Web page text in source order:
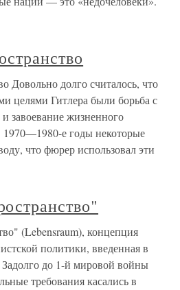
Довольно долго считалось, что
целями Гитлера были борьба с
завоевание жизненного
1970—1980-е годы некоторые
что фюрер использовал эти
(Lebensraum), концепция
политики, введенная в
до 1-й мировой войны
требования касались в